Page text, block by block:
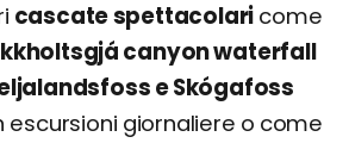
cascate spettacolari come
canyon waterfall
e Skógafoss
escursioni giornaliere o come